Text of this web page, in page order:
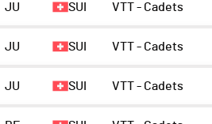
JU SUI VTT - Cadets
JU SUI VTT - Cadets
JU SUI VTT - Cadets